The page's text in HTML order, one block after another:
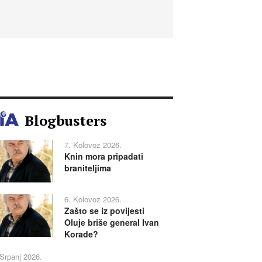
Blogbusters
7. Kolovoz 2026.
Knin mora pripadati
braniteljima
6. Kolovoz 2026.
Zašto se iz povijesti
Oluje briše general Ivan
Korade?
2026.